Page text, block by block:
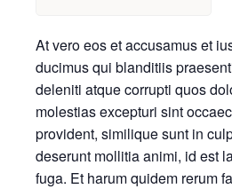
At vero eos et accusamus et
ducimus qui blanditiis
deleniti atque corrupti quos
molestias excepturi sint
provident, similique sunt in
deserunt mollitia animi, id est
fuga. Et harum quidem rerum